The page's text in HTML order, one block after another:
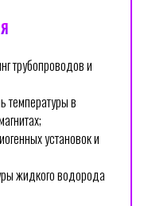
трубопроводов и
температуры в
установок и
жидкого водорода